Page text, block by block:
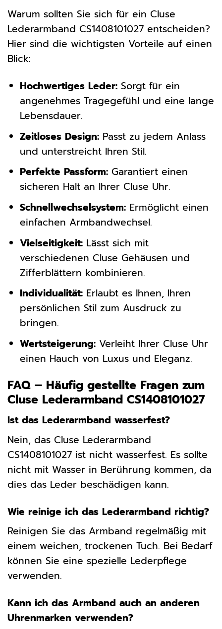
Warum sollten Sie sich für ein Cluse
Lederarmband CS1408101027 entscheiden?
Hier sind die wichtigsten Vorteile auf einen
Blick:
Hochwertiges Leder:Sorgt für ein
angenehmes Tragegefühl und eine lange
Lebensdauer.
Zeitloses Design:Passt zu jedem Anlass
und unterstreicht Ihren Stil.
Perfekte Passform:Garantiert einen
sicheren Halt an Ihrer Cluse Uhr.
Schnellwechselsystem:Ermöglicht einen
einfachen Armbandwechsel.
Vielseitigkeit:Lässt sich mit
verschiedenen Cluse Gehäusen und
Zifferblättern kombinieren.
Individualität:Erlaubt es Ihnen, Ihren
persönlichen Stil zum Ausdruck zu
bringen.
Wertsteigerung:Verleiht Ihrer Cluse Uhr
einen Hauch von Luxus und Eleganz.
FAQ – Häufig gestellte Fragen zum
Cluse Lederarmband CS1408101027
Ist das Lederarmband wasserfest?
Nein, das Cluse Lederarmband
CS1408101027 ist nicht wasserfest. Es sollte
nicht mit Wasser in Berührung kommen, da
dies das Leder beschädigen kann.
Wie reinige ich das Lederarmband richtig?
Reinigen Sie das Armband regelmäßig mit
einem weichen, trockenen Tuch. Bei Bedarf
können Sie eine spezielle Lederpflege
verwenden.
Kann ich das Armband auch an anderen
Uhrenmarken verwenden?